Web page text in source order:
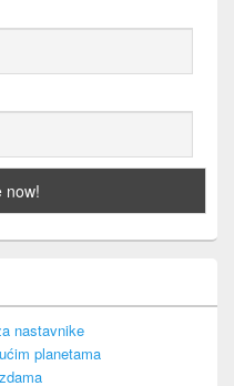
nastavnike
planetama